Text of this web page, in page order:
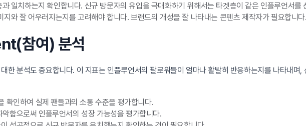
일치하는지 확인합니다. 신규 방문자의 유입을 극대화하기 위해서는 타겟층이 같은 인플루언서를
와 잘 어우러지는지를 고려해야 합니다. 브랜드의 개성을 잘 나타내는 콘텐츠 제작자가 필요합니다.
참여) 분석
분석도 중요합니다. 이 지표는 인플루언서의 팔로워들이 얼마나 활발히 반응하는지를 나타내며,
확인하여 실제 팬들과의 소통 수준을 평가합니다.
함으로써 인플루언서의 성장 가능성을 평가합니다.